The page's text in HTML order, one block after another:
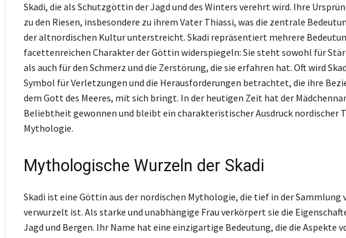
Skadi, die als Schutzgöttin der Jagd und des Winters verehrt wird. Ihre
zu den Riesen, insbesondere zu ihrem Vater Thiassi, was die zentrale
der altnordischen Kultur unterstreicht. Skadi repräsentiert mehrere
facettenreichen Charakter der Göttin widerspiegeln: Sie steht sowohl für
als auch für den Schmerz und die Zerstörung, die sie erfahren hat. Oft wird
Symbol für Verletzungen und die Herausforderungen betrachtet, die ihre
dem Gott des Meeres, mit sich bringt. In der heutigen Zeit hat der
Beliebtheit gewonnen und bleibt ein charakteristischer Ausdruck nordischer
Mythologie.
Mythologische Wurzeln der Skadi
Skadi ist eine Göttin aus der nordischen Mythologie, die tief in der Sammlung
verwurzelt ist. Als starke und unabhängige Frau verkörpert sie die
Jagd und Bergen. Ihr Name hat eine einzigartige Bedeutung, die die Aspekte